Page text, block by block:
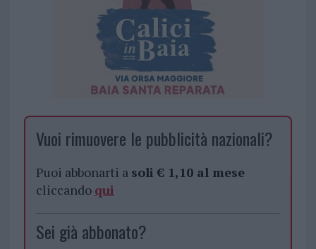
Vuoi rimuovere le pubblicità nazionali?
Puoi abbonarti a soli € 1,10 al mese
cliccando qui
Sei già abbonato?